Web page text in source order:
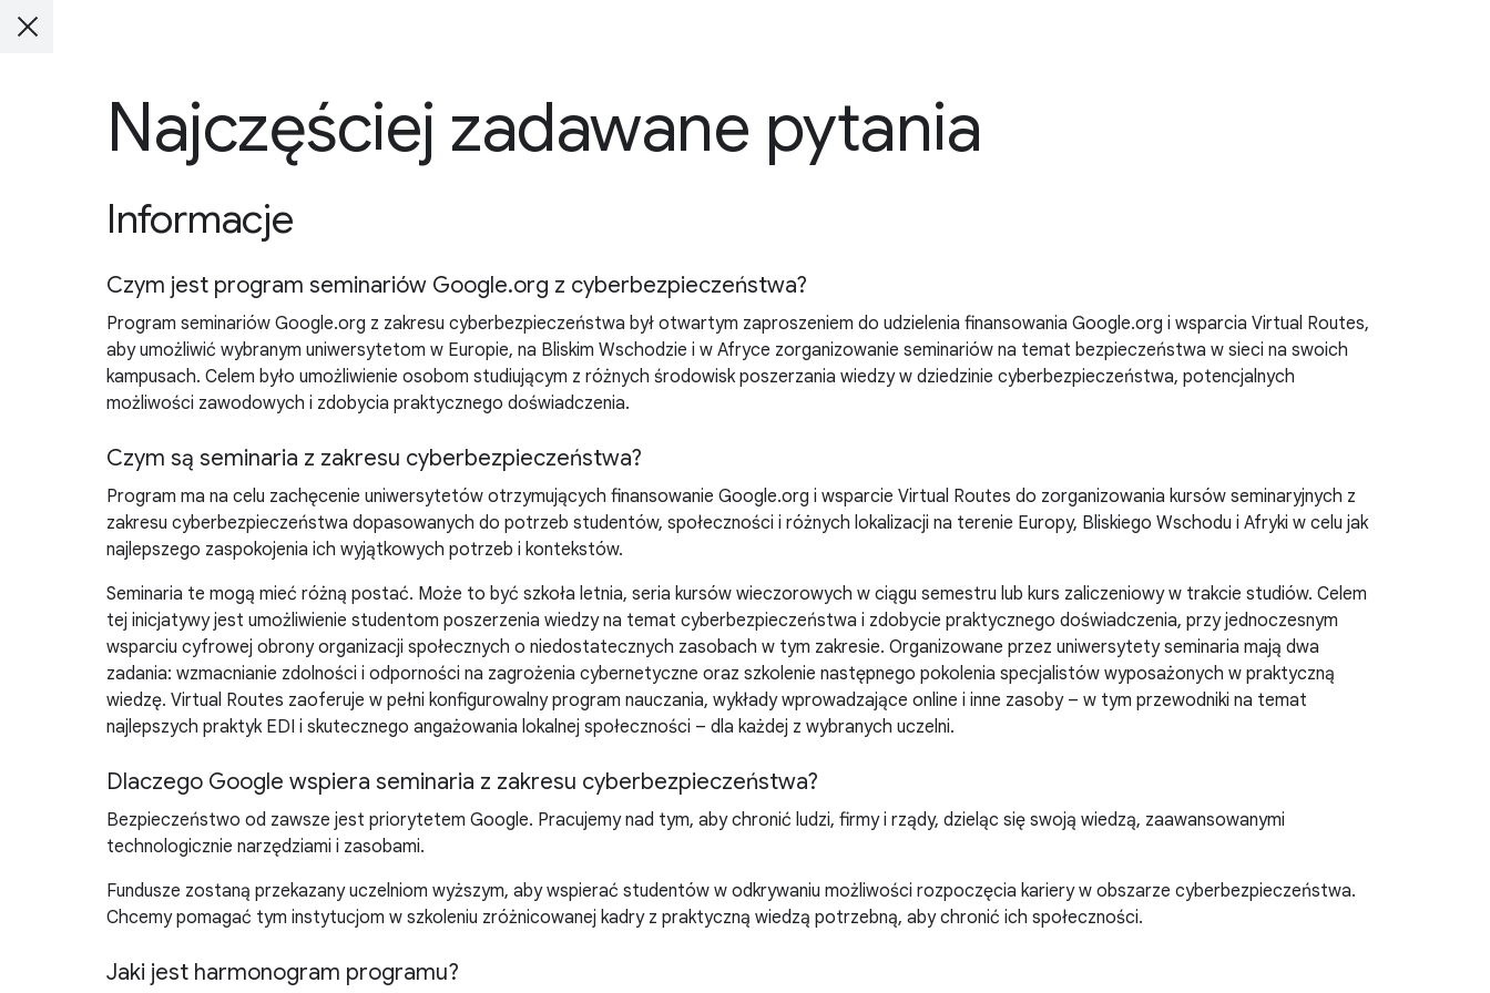
Najczęściej zadawane pytania
Informacje
Czym jest program seminariów Google.org z cyberbezpieczeństwa?
Program seminariów Google.org z zakresu cyberbezpieczeństwa był otwartym zaproszeniem do udzielenia finansowania Google.org i wsparcia Virtual Routes,
aby umożliwić wybranym uniwersytetom w Europie, na Bliskim Wschodzie i w Afryce zorganizowanie seminariów na temat bezpieczeństwa w sieci na swoich
kampusach. Celem było umożliwienie osobom studiującym z różnych środowisk poszerzania wiedzy w dziedzinie cyberbezpieczeństwa, potencjalnych
możliwości zawodowych i zdobycia praktycznego doświadczenia.
Czym są seminaria z zakresu cyberbezpieczeństwa?
Program ma na celu zachęcenie uniwersytetów otrzymujących finansowanie Google.org i wsparcie Virtual Routes do zorganizowania kursów seminaryjnych z
zakresu cyberbezpieczeństwa dopasowanych do potrzeb studentów, społeczności i różnych lokalizacji na terenie Europy, Bliskiego Wschodu i Afryki w celu jak
najlepszego zaspokojenia ich wyjątkowych potrzeb i kontekstów.
Seminaria te mogą mieć różną postać. Może to być szkoła letnia, seria kursów wieczorowych w ciągu semestru lub kurs zaliczeniowy w trakcie studiów. Celem
tej inicjatywy jest umożliwienie studentom poszerzenia wiedzy na temat cyberbezpieczeństwa i zdobycie praktycznego doświadczenia, przy jednoczesnym
wsparciu cyfrowej obrony organizacji społecznych o niedostatecznych zasobach w tym zakresie. Organizowane przez uniwersytety seminaria mają dwa
zadania: wzmacnianie zdolności i odporności na zagrożenia cybernetyczne oraz szkolenie następnego pokolenia specjalistów wyposażonych w praktyczną
wiedzę. Virtual Routes zaoferuje w pełni konfigurowalny program nauczania, wykłady wprowadzające online i inne zasoby – w tym przewodniki na temat
najlepszych praktyk EDI i skutecznego angażowania lokalnej społeczności – dla każdej z wybranych uczelni.
Dlaczego Google wspiera seminaria z zakresu cyberbezpieczeństwa?
Bezpieczeństwo od zawsze jest priorytetem Google. Pracujemy nad tym, aby chronić ludzi, firmy i rządy, dzieląc się swoją wiedzą, zaawansowanymi
technologicznie narzędziami i zasobami.
Fundusze zostaną przekazany uczelniom wyższym, aby wspierać studentów w odkrywaniu możliwości rozpoczęcia kariery w obszarze cyberbezpieczeństwa.
Chcemy pomagać tym instytucjom w szkoleniu zróżnicowanej kadry z praktyczną wiedzą potrzebną, aby chronić ich społeczności.
Jaki jest harmonogram programu?